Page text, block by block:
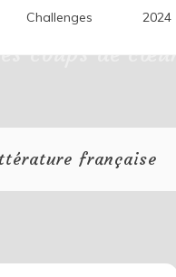
coups de
Challenges 2024
française